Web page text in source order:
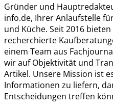
Gründer und
info.de, Ihrer Anlaufstelle
und Küche. Seit 2016
recherchierte
einem Team aus
wir auf Objektivität und
Artikel. Unsere Mission ist
Informationen zu liefern,
Entscheidungen treffen